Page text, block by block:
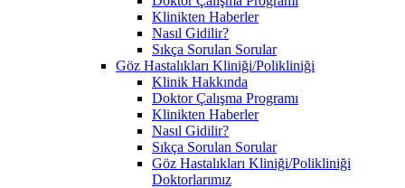
Klinikten Haberler
Nasıl Gidilir?
Sıkça Sorulan Sorular
Göz Hastalıkları Kliniği/Polikliniği
Klinik Hakkında
Doktor Çalışma Programı
Klinikten Haberler
Nasıl Gidilir?
Sıkça Sorulan Sorular
Göz Hastalıkları Kliniği/Polikliniği
Doktorlarımız